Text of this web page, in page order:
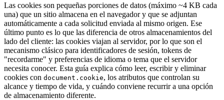
Las cookies son pequeñas porciones de datos (máximo ~4 KB cada
una) que un sitio almacena en el navegador y que se adjuntan
automáticamente a cada solicitud enviada al mismo origen. Ese
último punto es lo que las diferencia de otros almacenamientos del
lado del cliente: las cookies viajan al servidor, por lo que son el
mecanismo clásico para identificadores de sesión, tokens de
"recordarme" y preferencias de idioma o tema que el servidor
necesita conocer. Esta guía explica cómo leer, escribir y eliminar
cookies con document.cookie, los atributos que controlan su
alcance y tiempo de vida, y cuándo conviene recurrir a una opción
de almacenamiento diferente.